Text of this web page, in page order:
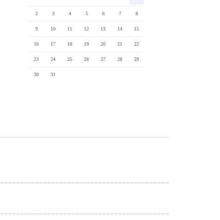
2 3 4 5 6 7 8
9 10 11 12 13 14 15
16 17 18 19 20 21 22
23 24 25 26 27 28 29
30 31